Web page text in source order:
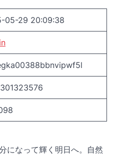
05-29 20:09:38
になって輝く明日へ。自然